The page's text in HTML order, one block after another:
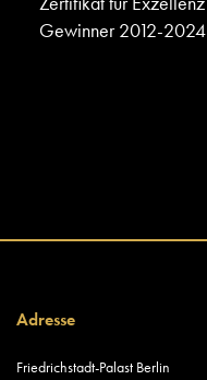
Gewinner 2012-2024
Adresse
Friedrichstadt-Palast Berlin